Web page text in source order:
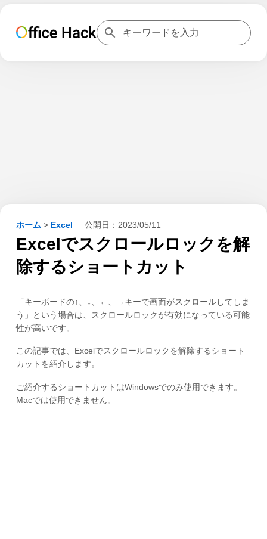
ホーム > Excel 公開日： 2023/05/11
Excelでスクロールロックを解
除するショートカット
「キーボードの↑、↓、←、→キーで画面がスクロールしてしま
う」という場合は、スクロールロックが有効になっている可能
性が高いです。
この記事では、Excelでスクロールロックを解除するショート
カットを紹介します。
ご紹介するショートカットはWindowsでのみ使用できます。
Macでは使用できません。